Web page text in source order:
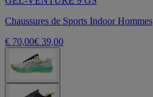
Chaussures de Sports Indoor Hommes
€ 70,00€ 39,00